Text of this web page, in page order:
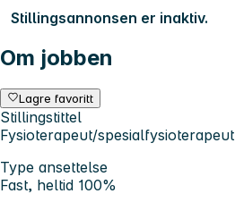
Stillingsannonsen er inaktiv.
Om jobben
Lagre favoritt
Stillingstittel
Fysioterapeut/spesialfysioterapeut
Type ansettelse
Fast, heltid 100%